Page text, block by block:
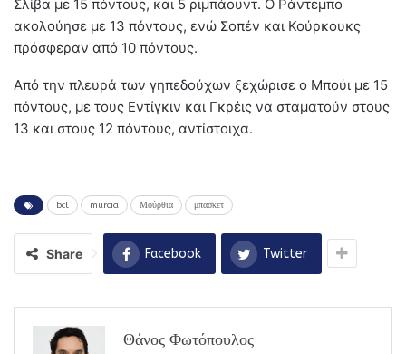
Σλίβα με 15 πόντους, και 5 ριμπάουντ. Ο Ράντεμπο
ακολούησε με 13 πόντους, ενώ Σοπέν και Κούρκουκς
πρόσφεραν από 10 πόντους.
Από την πλευρά των γηπεδούχων ξεχώρισε ο Μπούι με 15
πόντους, με τους Εντίγκιν και Γκρέις να σταματούν στους
13 και στους 12 πόντους, αντίστοιχα.
bcl murcia Μούρθια μπασκετ
Share Facebook Twitter
Θάνος Φωτόπουλος